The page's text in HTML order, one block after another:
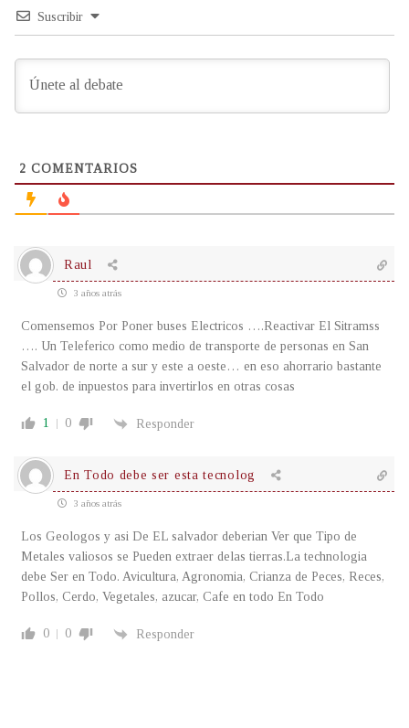
Suscribir
2 COMENTARIOS
Raul
3 años atrás
Comensemos Por Poner buses Electricos ….Reactivar El Sitramss
…. Un Teleferico como medio de transporte de personas en San
Salvador de norte a sur y este a oeste… en eso ahorrario bastante
el gob. de inpuestos para invertirlos en otras cosas
1 0 Responder
En Todo debe ser esta tecnolog
3 años atrás
Los Geologos y asi De EL salvador deberian Ver que Tipo de
Metales valiosos se Pueden extraer delas tierras.La technologia
debe Ser en Todo. Avicultura, Agronomia, Crianza de Peces, Reces,
Pollos, Cerdo, Vegetales, azucar, Cafe en todo En Todo
0 0 Responder